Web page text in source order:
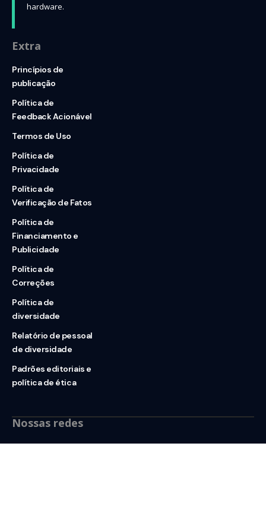
hardware.
Extra
Princípios de
publicação
Política de
Feedback Acionável
Termos de Uso
Política de
Privacidade
Política de
Verificação de Fatos
Política de
Financiamento e
Publicidade
Política de
Correções
Política de
diversidade
Relatório de pessoal
de diversidade
Padrões editoriais e
política de ética
Nossas redes